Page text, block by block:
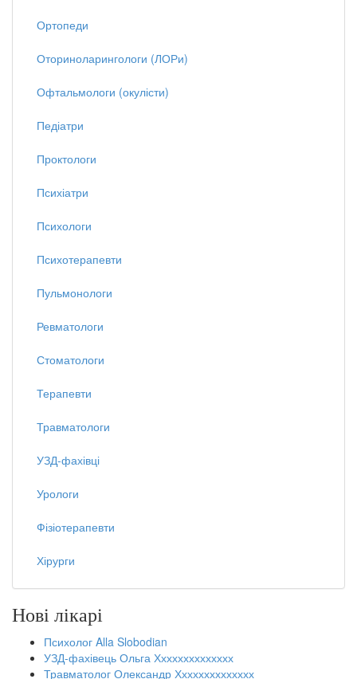
Ортопеди
Оториноларингологи (ЛОРи)
Офтальмологи (окулісти)
Педіатри
Проктологи
Психіатри
Психологи
Психотерапевти
Пульмонологи
Ревматологи
Стоматологи
Терапевти
Травматологи
УЗД-фахівці
Урологи
Фізіотерапевти
Хірурги
Нові лікарі
Психолог Alla Slobodian
УЗД-фахівець Ольга Хххххххххххххх
Травматолог Олександр Хххххххххххххх